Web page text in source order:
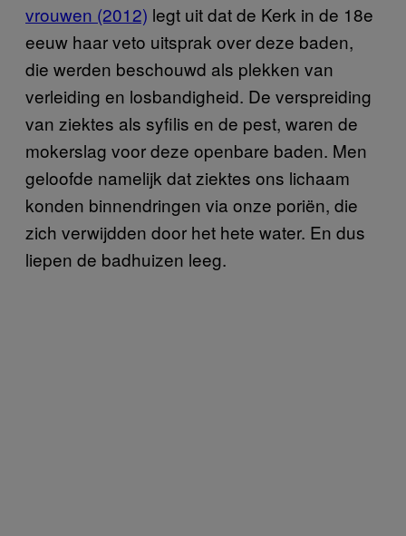
vrouwen (2012) legt uit dat de Kerk in de 18e
eeuw haar veto uitsprak over deze baden,
die werden beschouwd als plekken van
verleiding en losbandigheid. De verspreiding
van ziektes als syfilis en de pest, waren de
mokerslag voor deze openbare baden. Men
geloofde namelijk dat ziektes ons lichaam
konden binnendringen via onze poriën, die
zich verwijdden door het hete water. En dus
liepen de badhuizen leeg.